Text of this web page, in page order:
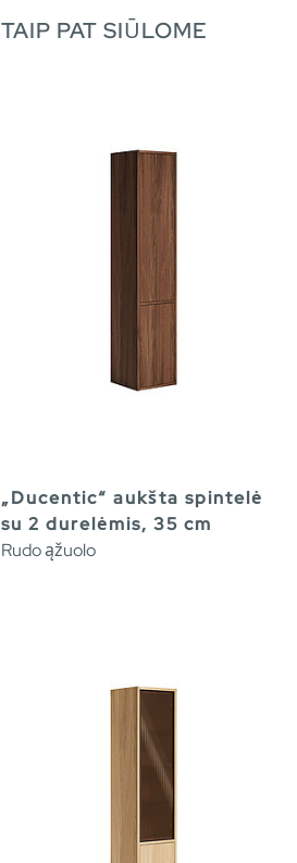
TAIP PAT SIŪLOME
„Ducentic“ aukšta spintelė
su 2 durelėmis, 35 cm
Rudo ąžuolo